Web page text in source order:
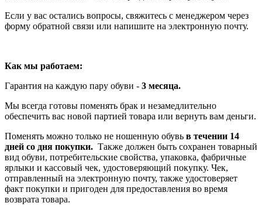
Если у вас остались вопросы, свяжитесь с менеджером через
форму обратной связи или напишите на электронную почту.
Как мы работаем:
Гарантия на каждую пару обуви - 3 месяца.
Мы всегда готовы поменять брак и незамедлительно
обеспечить вас новой партией товара или вернуть вам деньги.
Поменять можно только не ношенную обувь в течении 14
дней со дня покупки. Также должен быть сохранен товарный
вид обуви, потребительские свойства, упаковка, фабричные
ярлыки и кассовый чек, удостоверяющий покупку. Чек,
отправленный на электронную почту, также удостоверяет
факт покупки и пригоден для предоставления во время
возврата товара.